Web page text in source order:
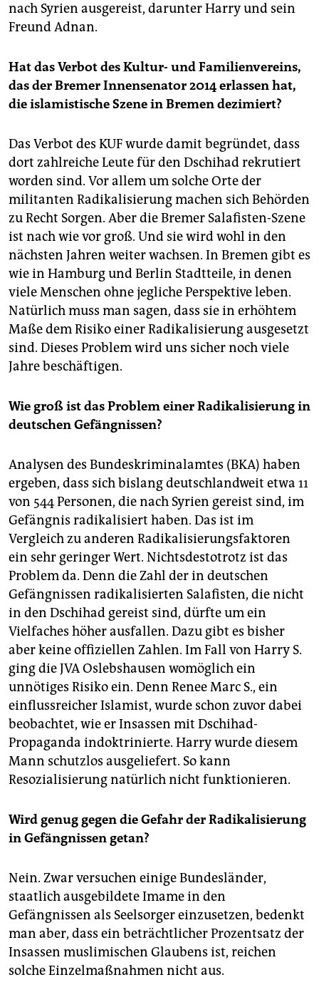
nach Syrien ausgereist, darunter Harry und sein
Freund Adnan.
Hat das Verbot des Kultur- und Familienvereins,
das der Bremer Innensenator 2014 erlassen hat,
die islamistische Szene in Bremen dezimiert?
Das Verbot des KUF wurde damit begründet, dass
dort zahlreiche Leute für den Dschihad rekrutiert
worden sind. Vor allem um solche Orte der
militanten Radikalisierung machen sich Behörden
zu Recht Sorgen. Aber die Bremer Salafisten-Szene
ist nach wie vor groß. Und sie wird wohl in den
nächsten Jahren weiter wachsen. In Bremen gibt es
wie in Hamburg und Berlin Stadtteile, in denen
viele Menschen ohne jegliche Perspektive leben.
Natürlich muss man sagen, dass sie in erhöhtem
Maße dem Risiko einer Radikalisierung ausgesetzt
sind. Dieses Problem wird uns sicher noch viele
Jahre beschäftigen.
Wie groß ist das Problem einer Radikalisierung in
deutschen Gefängnissen?
Analysen des Bundeskriminalamtes (BKA) haben
ergeben, dass sich bislang deutschlandweit etwa 11
von 544 Personen, die nach Syrien gereist sind, im
Gefängnis radikalisiert haben. Das ist im
Vergleich zu anderen Radikalisierungsfaktoren
ein sehr geringer Wert. Nichtsdestotrotz ist das
Problem da. Denn die Zahl der in deutschen
Gefängnissen radikalisierten Salafisten, die nicht
in den Dschihad gereist sind, dürfte um ein
Vielfaches höher ausfallen. Dazu gibt es bisher
aber keine offiziellen Zahlen. Im Fall von Harry S.
ging die JVA Oslebshausen womöglich ein
unnötiges Risiko ein. Denn Renee Marc S., ein
einflussreicher Islamist, wurde schon zuvor dabei
beobachtet, wie er Insassen mit Dschihad-
Propaganda indok­trinierte. Harry wurde diesem
Mann schutzlos ausgeliefert. So kann
Resozialisierung natürlich nicht funktionieren.
Wird genug gegen die Gefahr der Radikalisierung
in Gefängnissen getan?
Nein. Zwar versuchen einige Bundesländer,
staatlich ausgebildete Imame in den
Gefängnissen als Seelsorger einzusetzen, bedenkt
man aber, dass ein beträchtlicher Prozentsatz der
Insassen muslimischen Glaubens ist, reichen
solche Einzelmaßnahmen nicht aus.